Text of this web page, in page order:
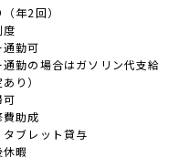
年2回）
度
通勤可
勤の場合はガソリン代支給
り）
可
費助成
タブレット貸与
休暇